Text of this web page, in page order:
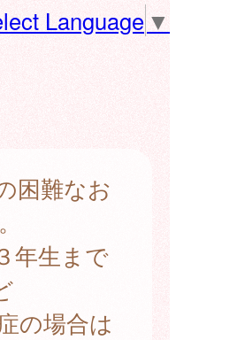
Language ▼
困難なお
年生まで
の場合は